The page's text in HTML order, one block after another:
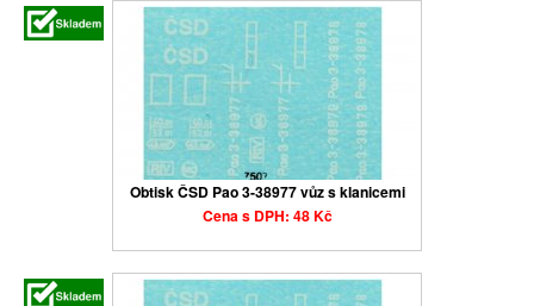
Obtisk ČSD Pao 3-38977 vůz s klanicemi
Cena s DPH: 48 Kč